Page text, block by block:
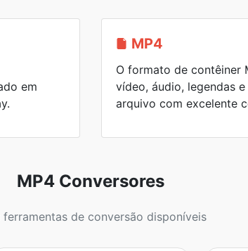
em
MP4
O formato de contêiner
vídeo, áudio, legendas
arquivo com excelente
MP4 Conversores
ferramentas de conversão disponíveis